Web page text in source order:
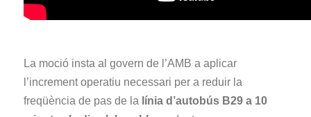
La moció insta al govern de l’AMB a aplicar
l’increment operatiu necessari per a reduir la
freqüència de pas de la línia d’autobús B29 a 10